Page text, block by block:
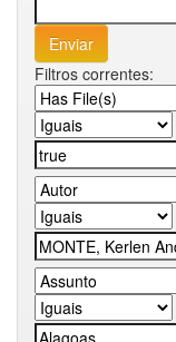
Filtros correntes: